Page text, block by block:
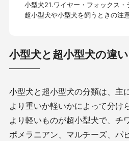
小型犬21.ワイヤー・フォックス・
超小型犬や小型犬を飼うときの注
小型犬と超小型犬の違
小型犬と超小型犬の分類は、主
より重いか軽いかによって分け
より軽いものが超小型犬で、チ
ポメラニアン、マルチーズ、パ